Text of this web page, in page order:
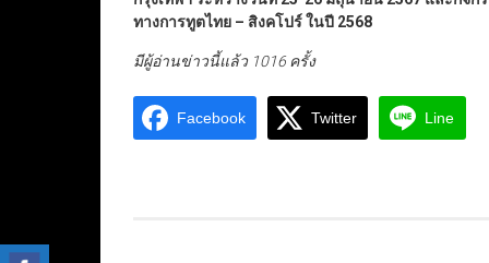
ทางการทูตไทย – สิงคโปร์ ในปี 2568
มีผู้อ่านข่าวนี้แล้ว 1016 ครั้ง
Facebook Twitter Line